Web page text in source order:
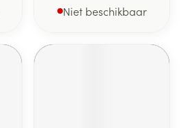
Niet beschikbaar